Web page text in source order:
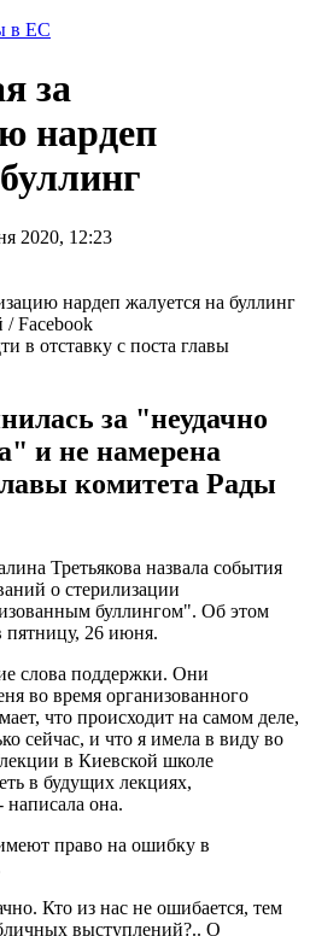
в ЕС
за
нардеп
2020, 12:23
Facebook
в отставку с поста главы
за "неудачно
и не намерена
комитета Рады
Третьякова назвала события
о стерилизации
буллингом". Об этом
пятницу, 26 июня.
слова поддержки. Они
во время организованного
что происходит на самом деле,
сейчас, и что я имела в виду во
в Киевской школе
в будущих лекциях,
написала она.
право на ошибку в
Кто из нас не ошибается, тем
выступлений?.. О